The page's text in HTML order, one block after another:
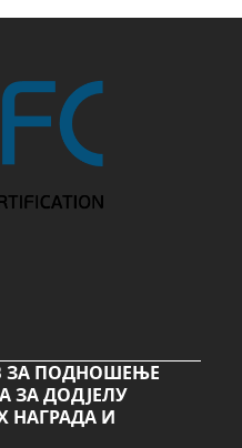
ЗА ПОДНОШЕЊЕ
ЗА ДОДЈЕЛУ
НАГРАДА И